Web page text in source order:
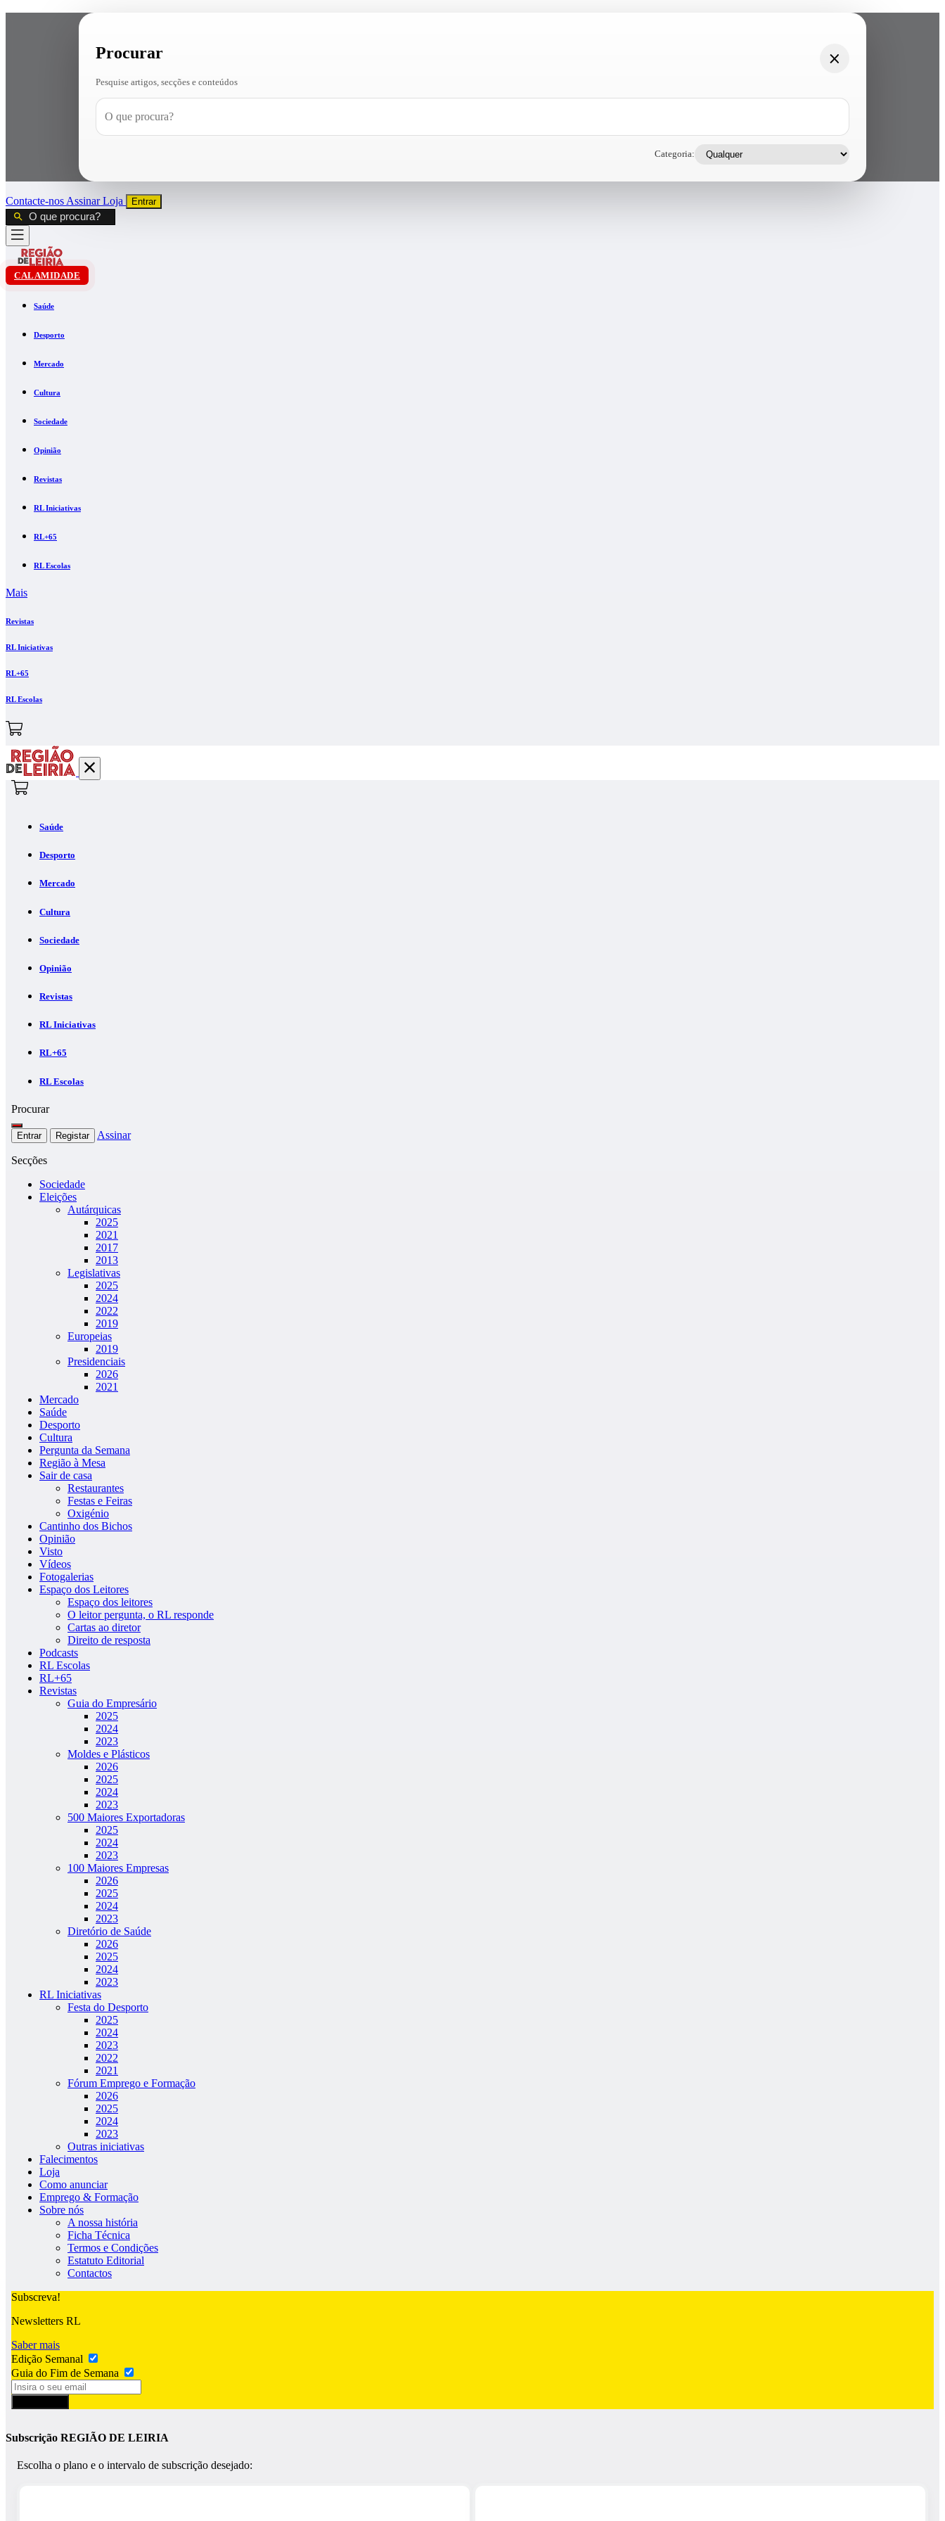
Procurar
Pesquise artigos, secções e conteúdos
Categoria:
Contacte-nos AssinarLoja Entrar
CALAMIDADE
Saúde
Desporto
Mercado
Cultura
Sociedade
Opinião
Revistas
RL Iniciativas
RL+65
RL Escolas
Mais
Revistas
RL Iniciativas
RL+65
RL Escolas
Saúde
Desporto
Mercado
Cultura
Sociedade
Opinião
Revistas
RL Iniciativas
RL+65
RL Escolas
Procurar
Entrar Registar Assinar
Secções
Sociedade
Eleições
Autárquicas
2025
2021
2017
2013
Legislativas
2025
2024
2022
2019
Europeias
2019
Presidenciais
2026
2021
Mercado
Saúde
Desporto
Cultura
Pergunta da Semana
Região à Mesa
Sair de casa
Restaurantes
Festas e Feiras
Oxigénio
Cantinho dos Bichos
Opinião
Visto
Vídeos
Fotogalerias
Espaço dos Leitores
Espaço dos leitores
O leitor pergunta, o RL responde
Cartas ao diretor
Direito de resposta
Podcasts
RL Escolas
RL+65
Revistas
Guia do Empresário
2025
2024
2023
Moldes e Plásticos
2026
2025
2024
2023
500 Maiores Exportadoras
2025
2024
2023
100 Maiores Empresas
2026
2025
2024
2023
Diretório de Saúde
2026
2025
2024
2023
RL Iniciativas
Festa do Desporto
2025
2024
2023
2022
2021
Fórum Emprego e Formação
2026
2025
2024
2023
Outras iniciativas
Falecimentos
Loja
Como anunciar
Emprego & Formação
Sobre nós
A nossa história
Ficha Técnica
Termos e Condições
Estatuto Editorial
Contactos
Subscreva!
Newsletters RL
Saber mais
Edição Semanal
Guia do Fim de Semana
Subscrição REGIÃO DE LEIRIA
Escolha o plano e o intervalo de subscrição desejado: